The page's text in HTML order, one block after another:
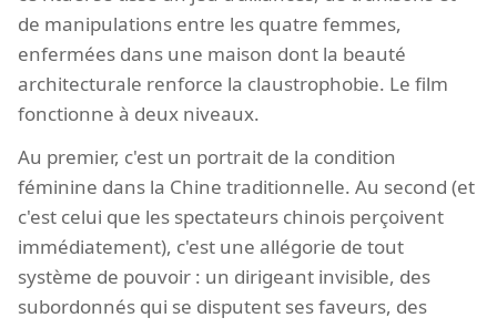
de manipulations entre les quatre femmes,
enfermées dans une maison dont la beauté
architecturale renforce la claustrophobie. Le film
fonctionne à deux niveaux.
Au premier, c'est un portrait de la condition
féminine dans la Chine traditionnelle. Au second (et
c'est celui que les spectateurs chinois perçoivent
immédiatement), c'est une allégorie de tout
système de pouvoir : un dirigeant invisible, des
subordonnés qui se disputent ses faveurs, des